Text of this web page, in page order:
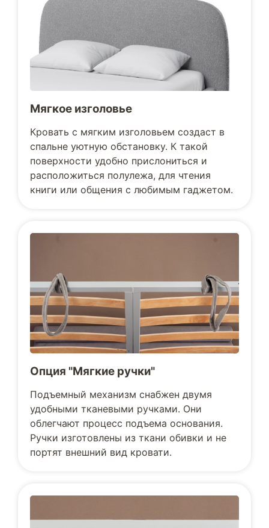
Мягкое изголовье
Кровать с мягким изголовьем создаст в
спальне уютную обстановку. К такой
поверхности удобно прислониться и
расположиться полулежа, для чтения
книги или общения с любимым гаджетом.
Опция "Мягкие ручки"
Подъемный механизм снабжен двумя
удобными тканевыми ручками. Они
облегчают процесс подъема основания.
Ручки изготовлены из ткани обивки и не
портят внешний вид кровати.